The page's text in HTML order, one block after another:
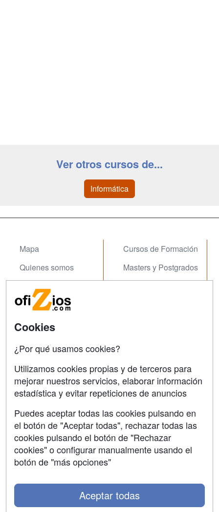
Ver otros cursos de...
Informática
Mapa
Quienes somos
Tarifas publicidad
Acceso Usuarios
Acceso Centros
Cursos de Formación
Masters y Postgrados
Contactar
Confidencialidad
Aviso legal
Copyleft
Cookies
¿Por qué usamos cookies?
Utilizamos cookies propias y de terceros para
mejorar nuestros servicios, elaborar información
estadística y evitar repeticiones de anuncios
Puedes aceptar todas las cookies pulsando en
el botón de "Aceptar todas", rechazar todas las
cookies pulsando el botón de "Rechazar
cookies" o configurar manualmente usando el
botón de "más opciones"
Aceptar todas